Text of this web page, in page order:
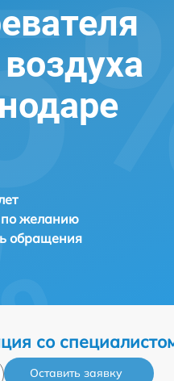
по желанию
обращения
со
Оставить заявку